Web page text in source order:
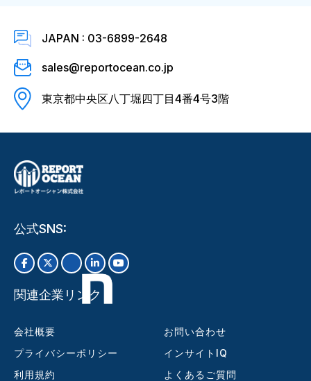
JAPAN : 03-6899-2648
sales@reportocean.co.jp
東京都中央区八丁堀四丁目4番4号3階
公式SNS:
関連企業リンク
会社概要
プライバシーポリシー
利用規約
お問い合わせ
インサイトIQ
よくあるご質問